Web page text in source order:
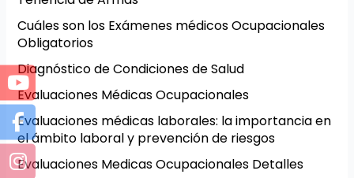
Cuáles son los Exámenes médicos Ocupacionales
Obligatorios
Diagnóstico de Condiciones de Salud
Evaluaciones Médicas Ocupacionales
Evaluaciones médicas laborales: la importancia en
el ámbito laboral y prevención de riesgos
Evaluaciones Medicas Ocupacionales Detalles